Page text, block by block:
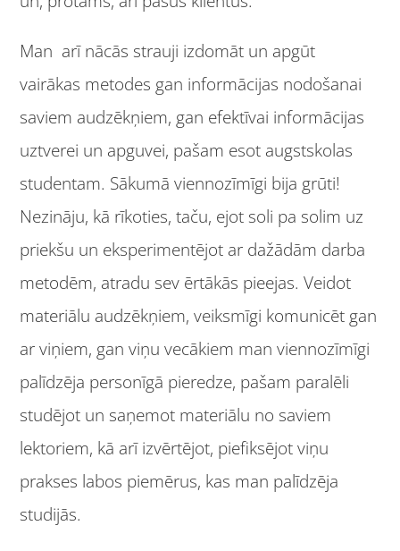
Man arī nācās strauji izdomāt un apgūt
vairākas metodes gan informācijas nodošanai
saviem audzēkņiem, gan efektīvai informācijas
uztverei un apguvei, pašam esot augstskolas
studentam. Sākumā viennozīmīgi bija grūti!
Nezināju, kā rīkoties, taču, ejot soli pa solim uz
priekšu un eksperimentējot ar dažādām darba
metodēm, atradu sev ērtākās pieejas. Veidot
materiālu audzēkņiem, veiksmīgi komunicēt gan
ar viņiem, gan viņu vecākiem man viennozīmīgi
palīdzēja personīgā pieredze, pašam paralēli
studējot un saņemot materiālu no saviem
lektoriem, kā arī izvērtējot, piefiksējot viņu
prakses labos piemērus, kas man palīdzēja
studijās.